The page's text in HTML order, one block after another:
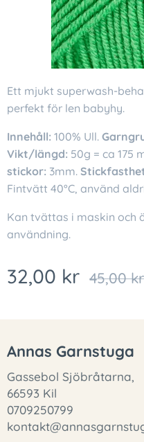
Ett mjukt superwash-
perfekt för len babyhy.
Innehåll: 100% Ull.
Vikt/längd: 50g = ca 175
stickor: 3mm.
Fintvätt 40°C, använd
Kan tvättas i maskin och
användning.
32,00 kr 45,00kr
Annas Garnstuga
Gassebol Sjöbråtarna,
66593 Kil
0709250799